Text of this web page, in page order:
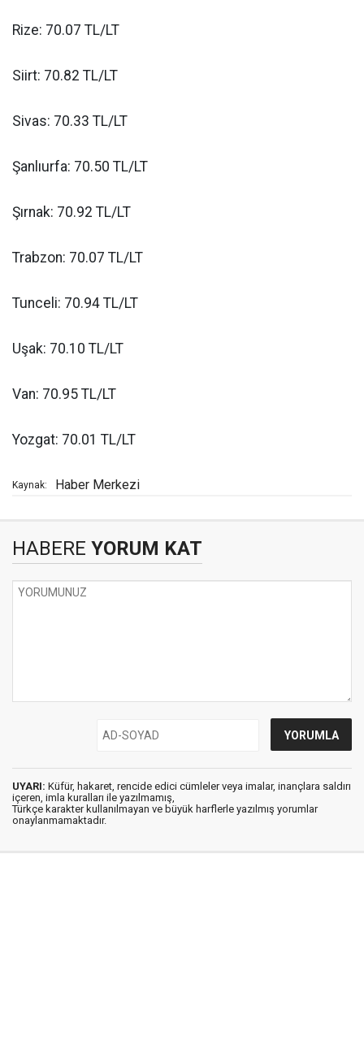
Rize: 70.07 TL/LT
Siirt: 70.82 TL/LT
Sivas: 70.33 TL/LT
Şanlıurfa: 70.50 TL/LT
Şırnak: 70.92 TL/LT
Trabzon: 70.07 TL/LT
Tunceli: 70.94 TL/LT
Uşak: 70.10 TL/LT
Van: 70.95 TL/LT
Yozgat: 70.01 TL/LT
Kaynak: Haber Merkezi
HABERE YORUM KAT
UYARI: Küfür, hakaret, rencide edici cümleler veya imalar, inançlara saldırı
içeren, imla kuralları ile yazılmamış,
Türkçe karakter kullanılmayan ve büyük harflerle yazılmış yorumlar
onaylanmamaktadır.